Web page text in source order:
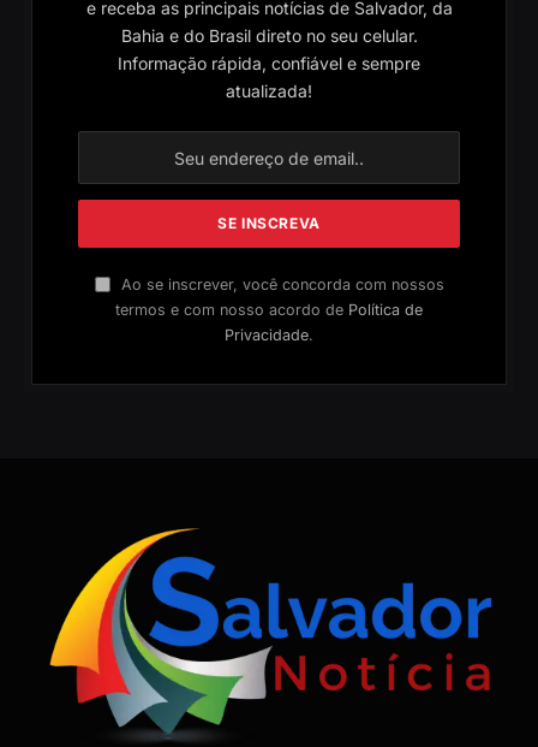
e receba as principais notícias de Salvador, da
Bahia e do Brasil direto no seu celular.
Informação rápida, confiável e sempre
atualizada!
Ao se inscrever, você concorda com nossos
termos e com nosso acordo de Política de
Privacidade.